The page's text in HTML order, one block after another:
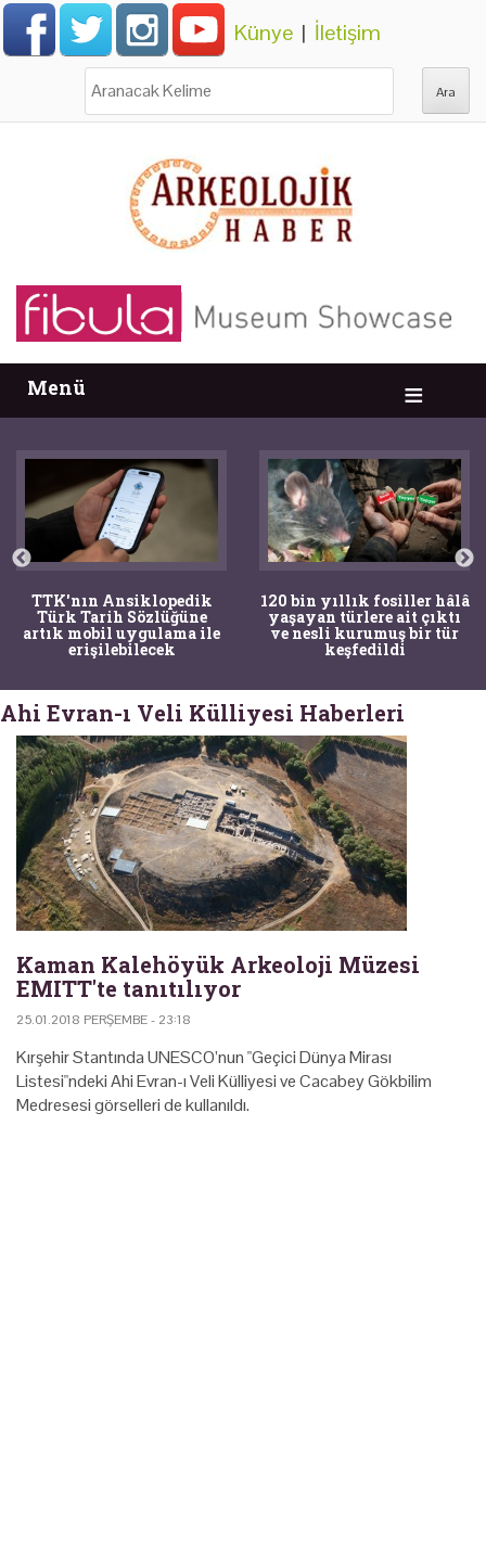
Künye | İletişim
Menü
TTK'nın Ansiklopedik
Türk Tarih Sözlüğüne
artık mobil uygulama ile
erişilebilecek
120 bin yıllık fosiller hâlâ
yaşayan türlere ait çıktı
ve nesli kurumuş bir tür
keşfedildi
Ahi Evran-ı Veli Külliyesi Haberleri
Kaman Kalehöyük Arkeoloji Müzesi
EMITT'te tanıtılıyor
25.01.2018 PERŞEMBE - 23:18
Kırşehir Stantında UNESCO’nun "Geçici Dünya Mirası
Listesi"ndeki Ahi Evran-ı Veli Külliyesi ve Cacabey Gökbilim
Medresesi görselleri de kullanıldı.